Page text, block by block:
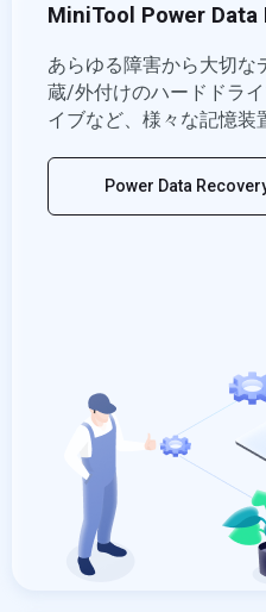
MiniTool Power Data
あらゆる障害から大切な
蔵/外付けのハードドラ
イブなど、様々な記憶装
Power Data